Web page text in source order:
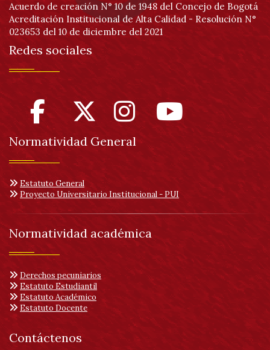
Acuerdo de creación N° 10 de 1948 del Concejo de Bogotá
Acreditación Institucional de Alta Calidad - Resolución N°
023653 del 10 de diciembre del 2021
Redes sociales
Normatividad General
Estatuto General
Proyecto Universitario Institucional - PUI
Normatividad académica
Derechos pecuniarios
Estatuto Estudiantil
Estatuto Académico
Estatuto Docente
Contáctenos